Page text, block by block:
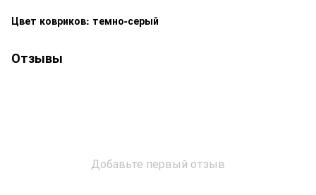
Цвет ковриков: темно-серый
Отзывы
Добавьте первый отзыв